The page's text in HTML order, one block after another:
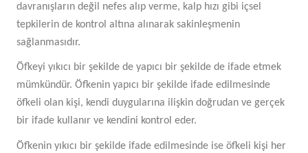
davranışların değil nefes alıp verme, kalp hızı gibi içsel
tepkilerin de kontrol altına alınarak sakinleşmenin
sağlanmasıdır.
Öfkeyi yıkıcı bir şekilde de yapıcı bir şekilde de ifade etmek
mümkündür. Öfkenin yapıcı bir şekilde ifade edilmesinde
öfkeli olan kişi, kendi duygularına ilişkin doğrudan ve gerçek
bir ifade kullanır ve kendini kontrol eder.
Öfkenin yıkıcı bir şekilde ifade edilmesinde ise öfkeli kişi her